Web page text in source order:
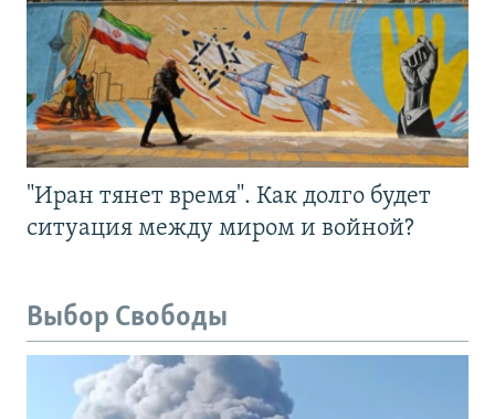
"Иран тянет время". Как долго будет
ситуация между миром и войной?
Выбор Свободы